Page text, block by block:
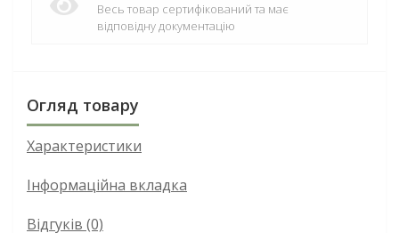
Весь товар сертифікований та має
відповідну документацію
Огляд товару
Характеристики
Інформаційна вкладка
Відгуків (0)